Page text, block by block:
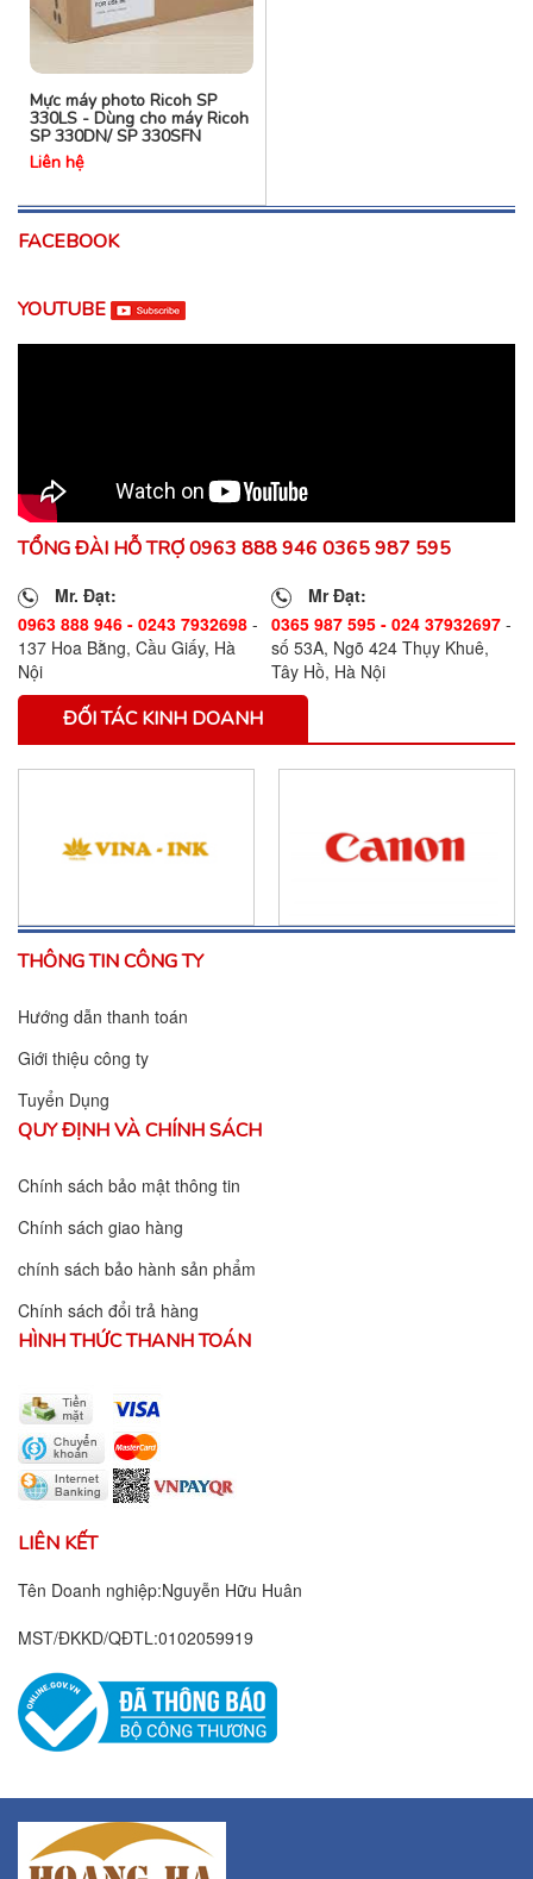
Mực máy photo Ricoh SP
330LS - Dùng cho máy Ricoh
SP 330DN/ SP 330SFN
Liên hệ
FACEBOOK
YOUTUBE
TỔNG ĐÀI HỖ TRỢ 0963 888 946 0365 987 595
Mr. Đạt:
0963 888 946 - 0243 7932698 -
137 Hoa Bằng, Cầu Giấy, Hà
Nội
Mr Đạt:
0365 987 595 - 024 37932697 -
số 53A, Ngõ 424 Thụy Khuê,
Tây Hồ, Hà Nội
ĐỐI TÁC KINH DOANH
THÔNG TIN CÔNG TY
Hướng dẫn thanh toán
Giới thiệu công ty
Tuyển Dụng
QUY ĐỊNH VÀ CHÍNH SÁCH
Chính sách bảo mật thông tin
Chính sách giao hàng
chính sách bảo hành sản phẩm
Chính sách đổi trả hàng
HÌNH THỨC THANH TOÁN
LIÊN KẾT
Tên Doanh nghiệp:Nguyễn Hữu Huân
MST/ĐKKD/QĐTL:0102059919